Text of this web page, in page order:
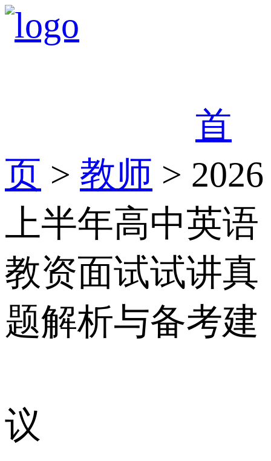
首
页 > 教师 > 2026
上半年高中英语
教资面试试讲真
题解析与备考建
议